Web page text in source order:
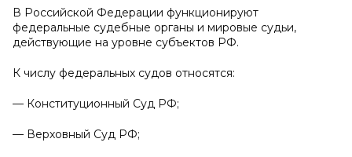
В Российской Федерации функционируют
федеральные судебные органы и мировые судьи,
действующие на уровне субъектов РФ.
К числу федеральных судов относятся:
— Конституционный Суд РФ;
— Верховный Суд РФ;